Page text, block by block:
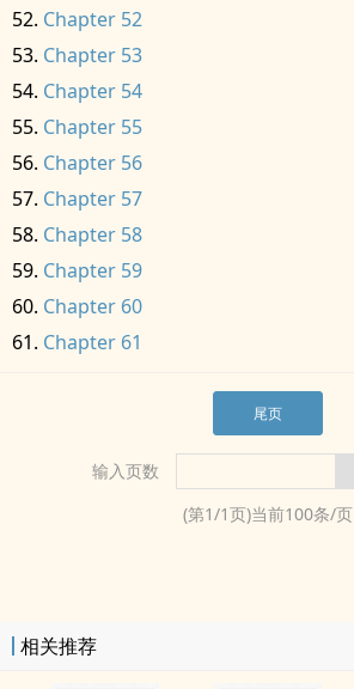
Chapter 52
Chapter 53
Chapter 54
Chapter 55
Chapter 56
Chapter 57
Chapter 58
Chapter 59
Chapter 60
Chapter 61
尾页
输入页数
(第1/1页)当前100条/页
相关推荐